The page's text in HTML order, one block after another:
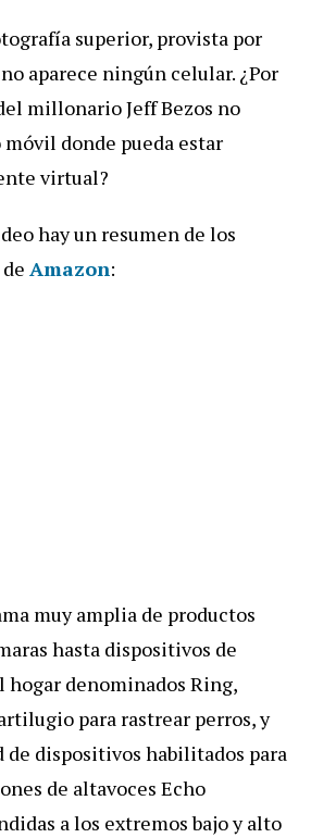
superior, provista por
aparece ningún celular. ¿Por
millonario Jeff Bezos no
donde pueda estar
virtual?
hay un resumen de los
Amazon:
muy amplia de productos
hasta dispositivos de
hogar denominados Ring,
para rastrear perros, y
de dispositivos habilitados para
de altavoces Echo
a los extremos bajo y alto